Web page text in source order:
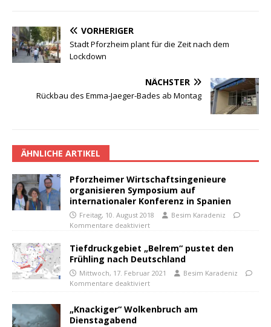
VORHERIGER
Stadt Pforzheim plant für die Zeit nach dem
Lockdown
NÄCHSTER
Rückbau des Emma-Jaeger-Bades ab Montag
ÄHNLICHE ARTIKEL
Pforzheimer Wirtschaftsingenieure
organisieren Symposium auf
internationaler Konferenz in Spanien
Freitag, 10. August 2018
Besim Karadeniz
Kommentare deaktiviert
Tiefdruckgebiet „Belrem“ pustet den
Frühling nach Deutschland
Mittwoch, 17. Februar 2021
Besim Karadeniz
Kommentare deaktiviert
„Knackiger“ Wolkenbruch am
Dienstagabend